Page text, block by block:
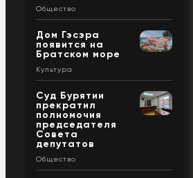
Общество
Дом Гэсэра
появится на
Братском море
Культура
Суд Бурятии
прекратил
полномочия
председателя
Совета
депутатов
Общество